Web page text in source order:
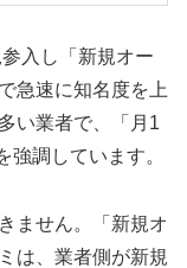
入し「新規オー
急速に知名度を上
い業者で、「月1
調しています。
ません。「新規オ
は、業者側が新規